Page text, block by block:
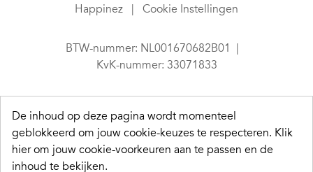
Happinez
Cookie Instellingen
BTW-nummer: NL001670682B01
KvK-nummer: 33071833
De inhoud op deze pagina wordt momenteel
geblokkeerd om jouw cookie-keuzes te respecteren. Klik
hier om jouw cookie-voorkeuren aan te passen en de
inhoud te bekijken.